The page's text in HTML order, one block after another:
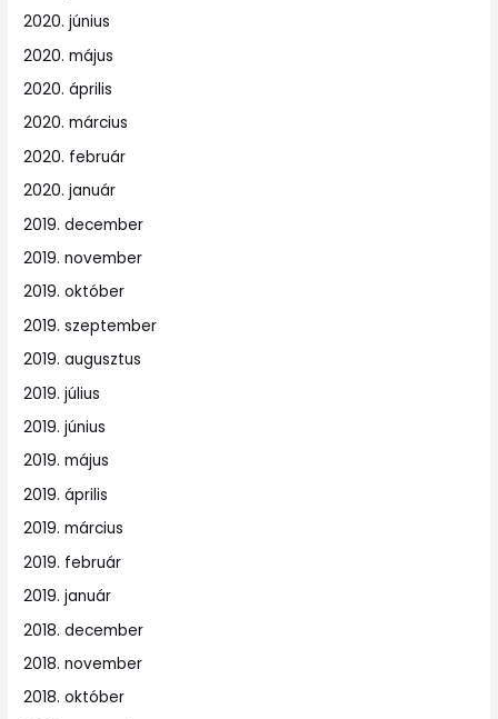
2020. június
2020. május
2020. április
2020. március
2020. február
2020. január
2019. december
2019. november
2019. október
2019. szeptember
2019. augusztus
2019. július
2019. június
2019. május
2019. április
2019. március
2019. február
2019. január
2018. december
2018. november
2018. október